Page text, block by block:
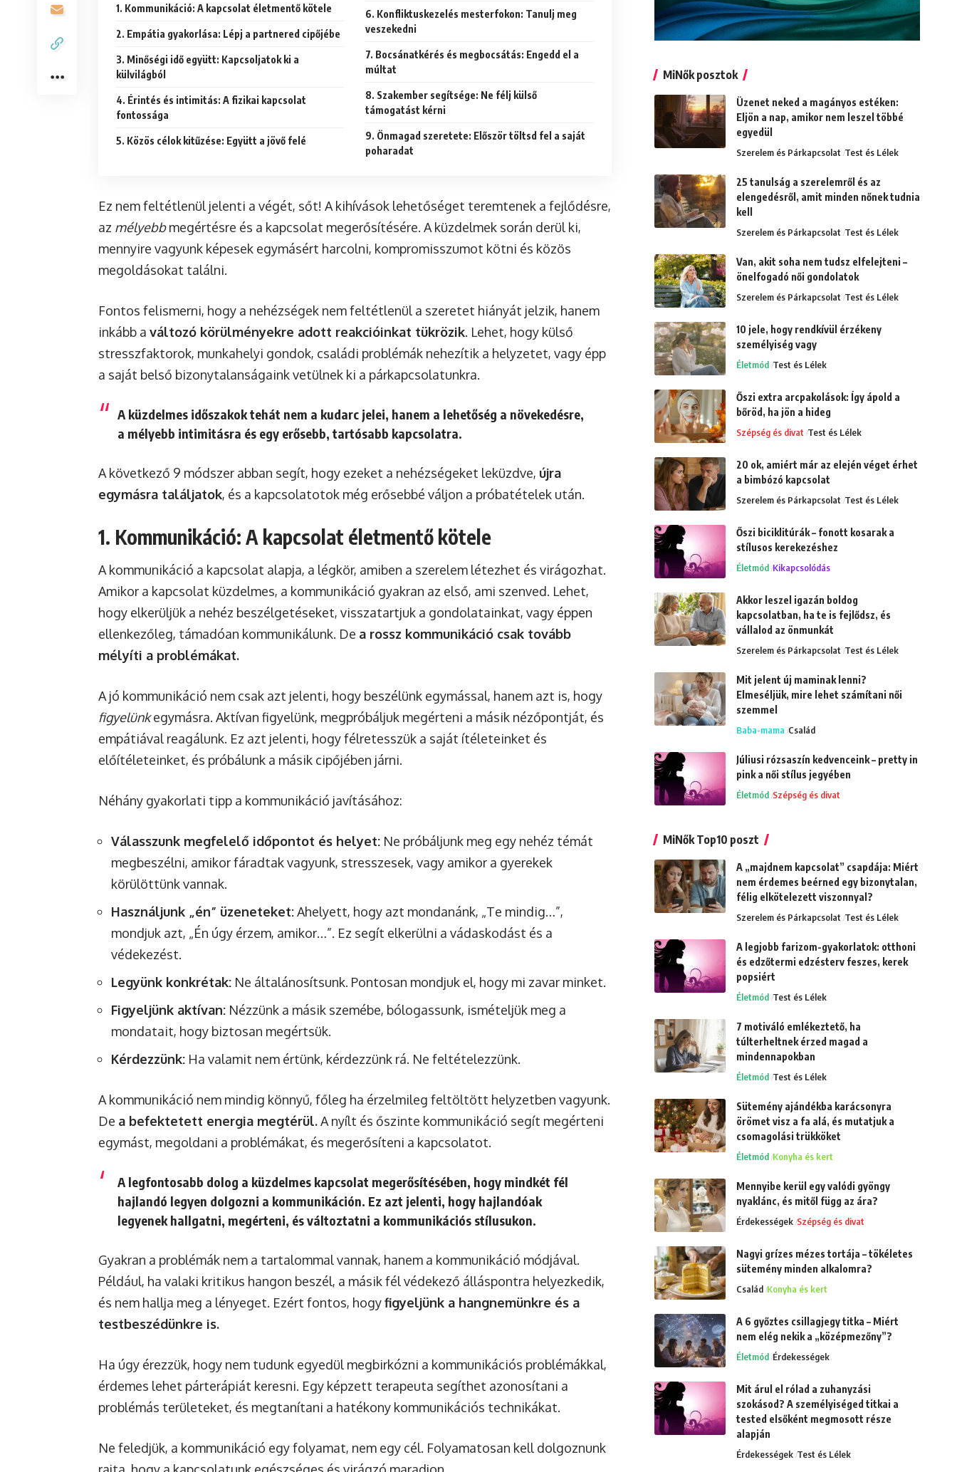
1. Kommunikáció: A kapcsolat életmentő kötele
2. Empátia gyakorlása: Lépj a partnered cipőjébe
3. Minőségi idő együtt: Kapcsoljatok ki a
külvilágból
4. Érintés és intimitás: A fizikai kapcsolat
fontossága
5. Közös célok kitűzése: Együtt a jövő felé
6. Konfliktuskezelés mesterfokon: Tanulj meg
veszekedni
7. Bocsánatkérés és megbocsátás: Engedd el a
múltat
8. Szakember segítsége: Ne félj külső
támogatást kérni
9. Önmagad szeretete: Először töltsd fel a saját
poharadat
Ez nem feltétlenül jelenti a végét, sőt! A kihívások lehetőséget teremtenek a fejlődésre,
az mélyebbmegértésre és a kapcsolat megerősítésére. A küzdelmek során derül ki,
mennyire vagyunk képesek egymásért harcolni, kompromisszumot kötni és közös
megoldásokat találni.
Fontos felismerni, hogy a nehézségek nem feltétlenül a szeretet hiányát jelzik, hanem
inkább a változó körülményekre adott reakcióinkat tükrözik. Lehet, hogy külső
stresszfaktorok, munkahelyi gondok, családi problémák nehezítik a helyzetet, vagy épp
a saját belső bizonytalanságaink vetülnek ki a párkapcsolatunkra.
A küzdelmes időszakok tehát nem a kudarc jelei, hanem a lehetőség a növekedésre,
a mélyebb intimitásra és egy erősebb, tartósabb kapcsolatra.
A következő 9 módszer abban segít, hogy ezeket a nehézségeket leküzdve, újra
egymásra találjatok, és a kapcsolatotok még erősebbé váljon a próbatételek után.
1. Kommunikáció: A kapcsolat életmentő kötele
A kommunikáció a kapcsolat alapja, a légkör, amiben a szerelem létezhet és virágozhat.
Amikor a kapcsolat küzdelmes, a kommunikáció gyakran az első, ami szenved. Lehet,
hogy elkerüljük a nehéz beszélgetéseket, visszatartjuk a gondolatainkat, vagy éppen
ellenkezőleg, támadóan kommunikálunk. De a rossz kommunikáció csak tovább
mélyíti a problémákat.
A jó kommunikáció nem csak azt jelenti, hogy beszélünk egymással, hanem azt is, hogy
figyelünkegymásra. Aktívan figyelünk, megpróbáljuk megérteni a másik nézőpontját, és
empátiával reagálunk. Ez azt jelenti, hogy félretesszük a saját ítéleteinket és
előítéleteinket, és próbálunk a másik cipőjében járni.
Néhány gyakorlati tipp a kommunikáció javításához:
Válasszunk megfelelő időpontot és helyet: Ne próbáljunk meg egy nehéz témát
megbeszélni, amikor fáradtak vagyunk, stresszesek, vagy amikor a gyerekek
körülöttünk vannak.
Használjunk „én” üzeneteket:Ahelyett, hogy azt mondanánk, „Te mindig…”,
mondjuk azt, „Én úgy érzem, amikor…”. Ez segít elkerülni a vádaskodást és a
védekezést.
Legyünk konkrétak: Ne általánosítsunk. Pontosan mondjuk el, hogy mi zavar minket.
Figyeljünk aktívan: Nézzünk a másik szemébe, bólogassunk, ismételjük meg a
mondatait, hogy biztosan megértsük.
Kérdezzünk: Ha valamit nem értünk, kérdezzünk rá. Ne feltételezzünk.
A kommunikáció nem mindig könnyű, főleg ha érzelmileg feltöltött helyzetben vagyunk.
De a befektetett energia megtérül.A nyílt és őszinte kommunikáció segít megérteni
egymást, megoldani a problémákat, és megerősíteni a kapcsolatot.
A legfontosabb dolog a küzdelmes kapcsolat megerősítésében, hogy mindkét fél
hajlandó legyen dolgozni a kommunikáción. Ez azt jelenti, hogy hajlandóak
legyenek hallgatni, megérteni, és változtatni a kommunikációs stílusukon.
Gyakran a problémák nem a tartalommal vannak, hanem a kommunikáció módjával.
Például, ha valaki kritikus hangon beszél, a másik fél védekező álláspontra helyezkedik,
és nem hallja meg a lényeget. Ezért fontos, hogyfigyeljünk a hangnemünkre és a
testbeszédünkre is.
Ha úgy érezzük, hogy nem tudunk egyedül megbirkózni a kommunikációs problémákkal,
érdemes lehet párterápiát keresni. Egy képzett terapeuta segíthet azonosítani a
problémás területeket, és megtanítani a hatékony kommunikációs technikákat.
Ne feledjük, a kommunikáció egy folyamat, nem egy cél. Folyamatosan kell dolgoznunk
MiNők posztok
Üzenet neked a magányos estéken:
Eljön a nap, amikor nem leszel többé
egyedül
Szerelem és Párkapcsolat Test és Lélek
25 tanulság a szerelemről és az
elengedésről, amit minden nőnek tudnia
kell
Szerelem és Párkapcsolat Test és Lélek
Van, akit soha nem tudsz elfelejteni –
önelfogadó női gondolatok
Szerelem és Párkapcsolat Test és Lélek
10 jele, hogy rendkívül érzékeny
személyiség vagy
Életmód Test és Lélek
Őszi extra arcpakolások: Így ápold a
bőröd, ha jön a hideg
Szépség és divat Test és Lélek
20 ok, amiért már az elején véget érhet
a bimbózó kapcsolat
Szerelem és Párkapcsolat Test és Lélek
Őszi biciklitúrák – fonott kosarak a
stílusos kerekezéshez
Életmód Kikapcsolódás
Akkor leszel igazán boldog
kapcsolatban, ha te is fejlődsz, és
vállalod az önmunkát
Szerelem és Párkapcsolat Test és Lélek
Mit jelent új maminak lenni?
Elmeséljük, mire lehet számítani női
szemmel
Baba-mama Család
Júliusi rózsaszín kedvenceink – pretty in
pink a női stílus jegyében
Életmód Szépség és divat
MiNők Top10 poszt
A „majdnem kapcsolat” csapdája: Miért
nem érdemes beérned egy bizonytalan,
félig elkötelezett viszonnyal?
Szerelem és Párkapcsolat Test és Lélek
A legjobb farizom-gyakorlatok: otthoni
és edzőtermi edzésterv feszes, kerek
popsiért
Életmód Test és Lélek
7 motiváló emlékeztető, ha
túlterheltnek érzed magad a
mindennapokban
Életmód Test és Lélek
Sütemény ajándékba karácsonyra
örömet visz a fa alá, és mutatjuk a
csomagolási trükköket
Életmód Konyha és kert
Mennyibe kerül egy valódi gyöngy
nyaklánc, és mitől függ az ára?
Érdekességek Szépség és divat
Nagyi grízes mézes tortája – tökéletes
sütemény minden alkalomra?
Család Konyha és kert
A 6 győztes csillagjegy titka – Miért
nem elég nekik a „középmezőny”?
Életmód Érdekességek
Mit árul el rólad a zuhanyzási
szokásod? A személyiséged titkai a
tested elsőként megmosott része
alapján
Érdekességek Test és Lélek